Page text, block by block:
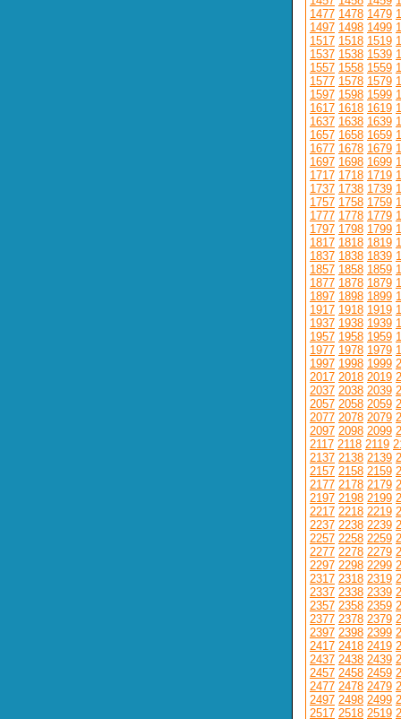
1477 1478 1479
1497 1498 1499
1517 1518 1519
1537 1538 1539
1557 1558 1559
1577 1578 1579
1597 1598 1599
1617 1618 1619
1637 1638 1639
1657 1658 1659
1677 1678 1679
1697 1698 1699
1717 1718 1719
1737 1738 1739
1757 1758 1759
1777 1778 1779
1797 1798 1799
1817 1818 1819
1837 1838 1839
1857 1858 1859
1877 1878 1879
1897 1898 1899
1917 1918 1919
1937 1938 1939
1957 1958 1959
1977 1978 1979
1997 1998 1999
2017 2018 2019
2037 2038 2039
2057 2058 2059
2077 2078 2079
2097 2098 2099
2117 2118 2119
2137 2138 2139
2157 2158 2159
2177 2178 2179
2197 2198 2199
2217 2218 2219
2237 2238 2239
2257 2258 2259
2277 2278 2279
2297 2298 2299
2317 2318 2319
2337 2338 2339
2357 2358 2359
2377 2378 2379
2397 2398 2399
2417 2418 2419
2437 2438 2439
2457 2458 2459
2477 2478 2479
2497 2498 2499
2517 2518 2519